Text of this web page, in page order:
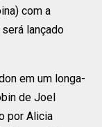
com a
lançado
em um longa-
de Joel
por Alicia